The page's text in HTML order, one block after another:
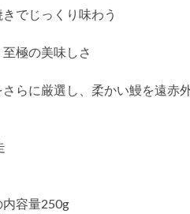
でじっくり味わう
極の美味しさ
らに厳選し、柔かい鰻を遠赤
容量250g